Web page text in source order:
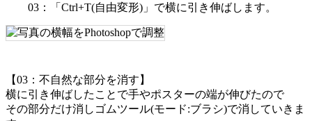
03：「Ctrl+T(自由変形)」で横に引き伸ばします。
【03：不自然な部分を消す】
横に引き伸ばしたことで手やポスターの端が伸びたので
その部分だけ消しゴムツール(モード:ブラシ)で消していきま